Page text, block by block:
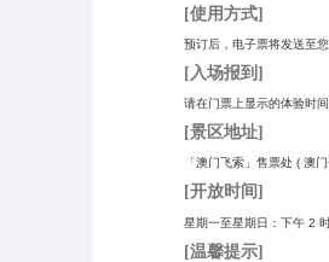
[使用方式]
预订后，电子票将发送至
[入场报到]
请在门票上显示的体验时
[景区地址]
「澳门飞索」售票处 ( 澳
[开放时间]
星期一至星期日：下午 2
[温馨提示]